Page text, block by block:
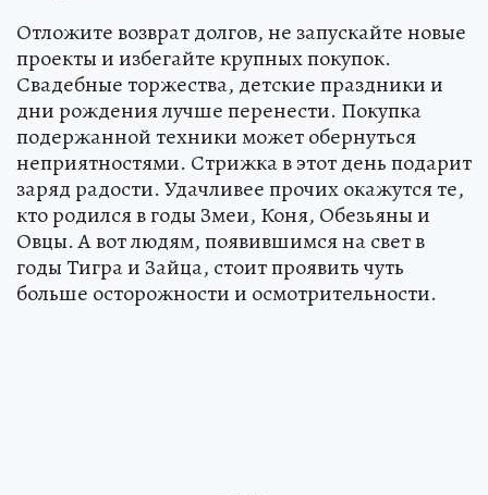
Отложите возврат долгов, не запускайте новые
проекты и избегайте крупных покупок.
Свадебные торжества, детские праздники и
дни рождения лучше перенести. Покупка
подержанной техники может обернуться
неприятностями. Стрижка в этот день подарит
заряд радости. Удачливее прочих окажутся те,
кто родился в годы Змеи, Коня, Обезьяны и
Овцы. А вот людям, появившимся на свет в
годы Тигра и Зайца, стоит проявить чуть
больше осторожности и осмотрительности.